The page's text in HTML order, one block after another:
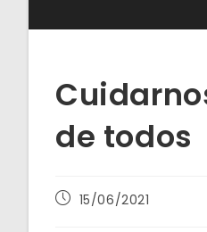
de todos
Publicación
15/06/2021